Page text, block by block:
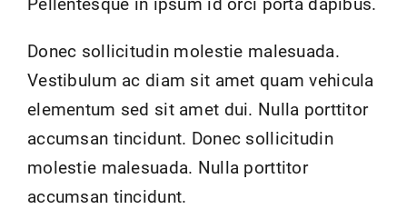
Pellentesque in ipsum id orci porta dapibus.
Donec sollicitudin molestie malesuada.
Vestibulum ac diam sit amet quam vehicula
elementum sed sit amet dui. Nulla porttitor
accumsan tincidunt. Donec sollicitudin
molestie malesuada. Nulla porttitor
accumsan tincidunt.